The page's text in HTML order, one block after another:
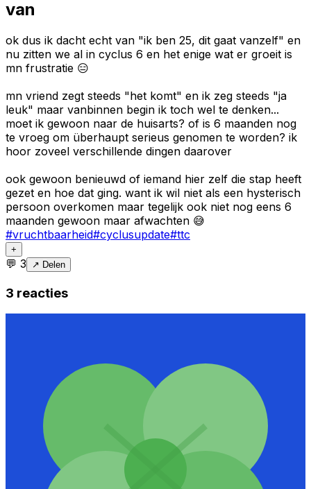
van
ok dus ik dacht echt van "ik ben 25, dit gaat vanzelf" en
nu zitten we al in cyclus 6 en het enige wat er groeit is
mn frustratie 😑
mn vriend zegt steeds "het komt" en ik zeg steeds "ja
leuk" maar vanbinnen begin ik toch wel te denken...
moet ik gewoon naar de huisarts? of is 6 maanden nog
te vroeg om überhaupt serieus genomen te worden? ik
hoor zoveel verschillende dingen daarover
ook gewoon benieuwd of iemand hier zelf die stap heeft
gezet en hoe dat ging. want ik wil niet als een hysterisch
persoon overkomen maar tegelijk ook niet nog eens 6
maanden gewoon maar afwachten 😅
#vruchtbaarheid#cyclusupdate#ttc
+
💬 3 ↗ Delen
3 reacties